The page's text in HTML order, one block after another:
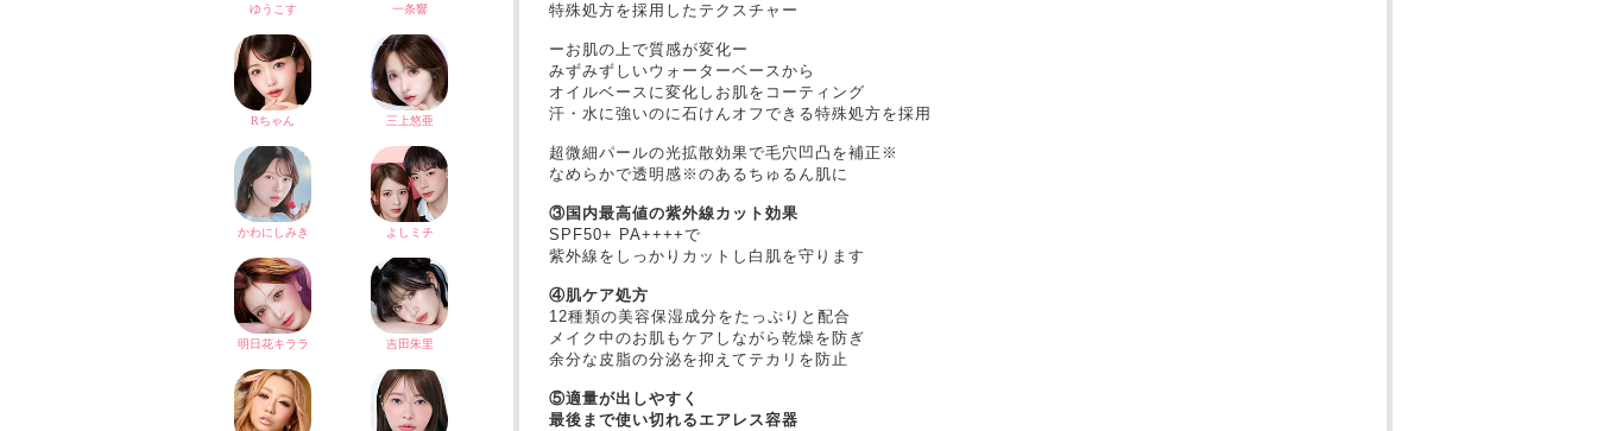
特殊処方を採用したテクスチャー
ーお肌の上で質感が変化ー
みずみずしいウォーターベースから
オイルベースに変化しお肌をコーティング
汗・水に強いのに石けんオフできる特殊処方を採用
超微細パールの光拡散効果で毛穴凹凸を補正※
なめらかで透明感※のあるちゅるん肌に
③国内最高値の紫外線カット効果
SPF50+ PA++++で
紫外線をしっかりカットし白肌を守ります
④肌ケア処方
12種類の美容保湿成分をたっぷりと配合
メイク中のお肌もケアしながら乾燥を防ぎ
余分な皮脂の分泌を抑えてテカリを防止
⑤適量が出しやすく
最後まで使い切れるエアレス容器